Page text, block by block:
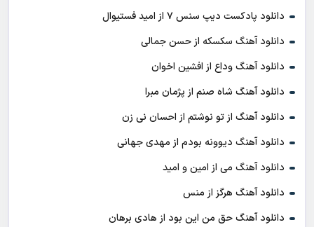
دانلود پادکست ديپ سنس ۷ از اميد فستيوال
دانلود آهنگ سکسکه از حسن جمالی
دانلود آهنگ وداع از افشين اخوان
دانلود آهنگ شاه صنم از پژمان مبرا
دانلود آهنگ از تو نوشتم از احسان نی زن
دانلود آهنگ دیوونه بودم از مهدی جهانی
دانلود آهنگ می از امین و امید
دانلود آهنگ هرگز از منس
دانلود آهنگ حق من این بود از هادی برهان